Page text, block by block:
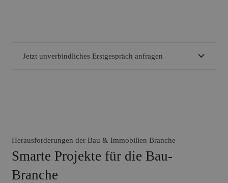
Jetzt unverbindliches Erstgespräch anfragen
Herausforderungen der Bau & Immobilien Branche
Smarte Projekte für die Bau-
Branche